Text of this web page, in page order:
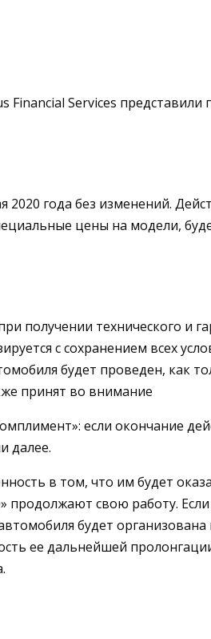
Financial Services
года без изменений.
цены на модели,
получении технического и
с сохранением всех
будет проведен, как
принят во внимание
если окончание
далее.
в том, что им будет
свою работу.
будет
ее дальнейшей